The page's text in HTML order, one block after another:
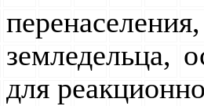
земледельца,
для